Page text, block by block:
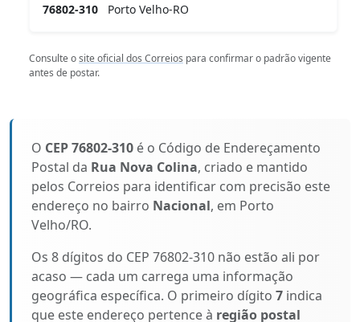
76802-310 Porto Velho-RO
Consulte osite oficial dos Correios para confirmar o padrão vigente
antes de postar.
O CEP 76802-310 é o Código de Endereçamento
Postal da Rua Nova Colina, criado e mantido
pelos Correios para identificar com precisão este
endereço no bairro Nacional, em Porto
Velho/RO.
Os 8 dígitos do CEP 76802-310 não estão ali por
acaso — cada um carrega uma informação
geográfica específica. O primeiro dígito 7 indica
que este endereço pertence à região postal